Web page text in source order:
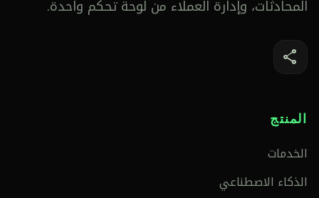
المحادثات، وإدارة العملاء من لوحة تحكم واحدة.
share
المنتج
الخدمات
الذكاء الاصطناعي